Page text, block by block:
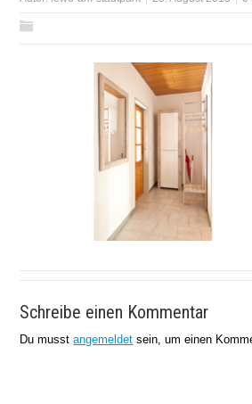
Schreibe einen Kommentar
Du musstangemeldet sein, um einen